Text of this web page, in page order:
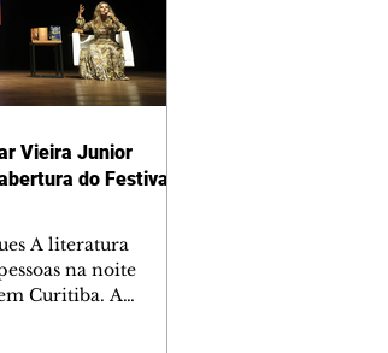
Vieira Junior
do Festival
A literatura
na noite
Curitiba. A